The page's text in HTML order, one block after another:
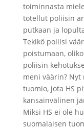
toiminnasta
totellut poliisin
putkaan ja
Tekikö poliisi
poistumaan,
poliisin
meni väärin?
tuomio, jota HS
kansainvälinen
Miksi HS ei ole
suomalaisen